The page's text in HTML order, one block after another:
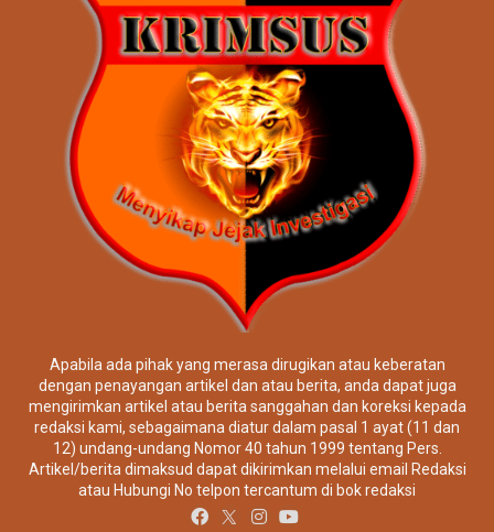
Apabila ada pihak yang merasa dirugikan atau keberatan
dengan penayangan artikel dan atau berita, anda dapat juga
mengirimkan artikel atau berita sanggahan dan koreksi kepada
redaksi kami, sebagaimana diatur dalam pasal 1 ayat (11 dan
12) undang-undang Nomor 40 tahun 1999 tentang Pers.
Artikel/berita dimaksud dapat dikirimkan melalui email Redaksi
atau Hubungi No telpon tercantum di bok redaksi